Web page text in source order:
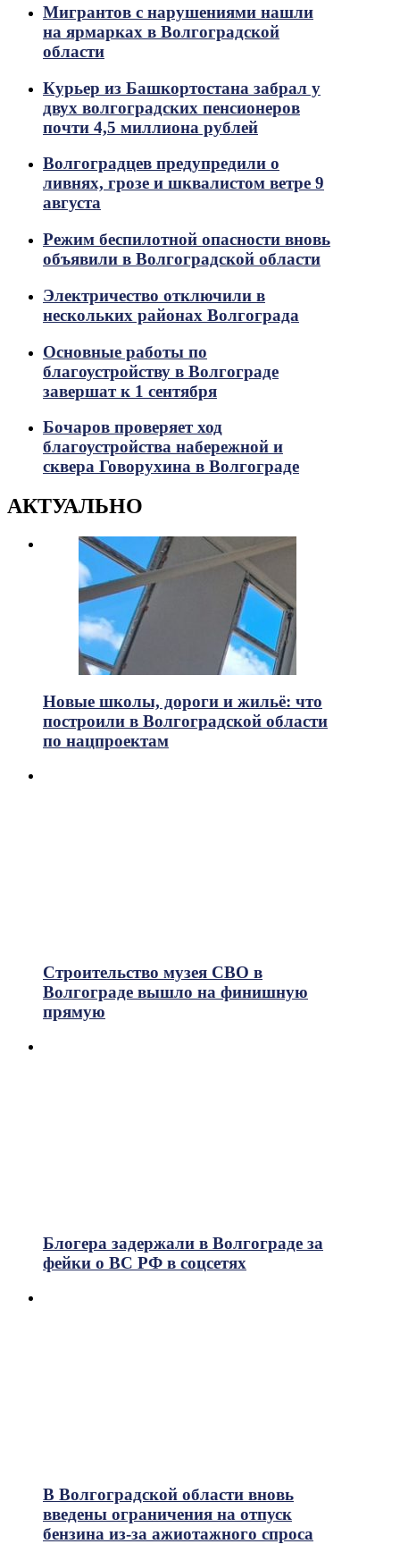
Мигрантов с нарушениями нашли
на ярмарках в Волгоградской
области
Курьер из Башкортостана забрал у
двух волгоградских пенсионеров
почти 4,5 миллиона рублей
Волгоградцев предупредили о
ливнях, грозе и шквалистом ветре 9
августа
Режим беспилотной опасности вновь
объявили в Волгоградской области
Электричество отключили в
нескольких районах Волгограда
Основные работы по
благоустройству в Волгограде
завершат к 1 сентября
Бочаров проверяет ход
благоустройства набережной и
сквера Говорухина в Волгограде
АКТУАЛЬНО
Новые школы, дороги и жильё: что
построили в Волгоградской области
по нацпроектам
Строительство музея СВО в
Волгограде вышло на финишную
прямую
Блогера задержали в Волгограде за
фейки о ВС РФ в соцсетях
В Волгоградской области вновь
введены ограничения на отпуск
бензина из-за ажиотажного спроса